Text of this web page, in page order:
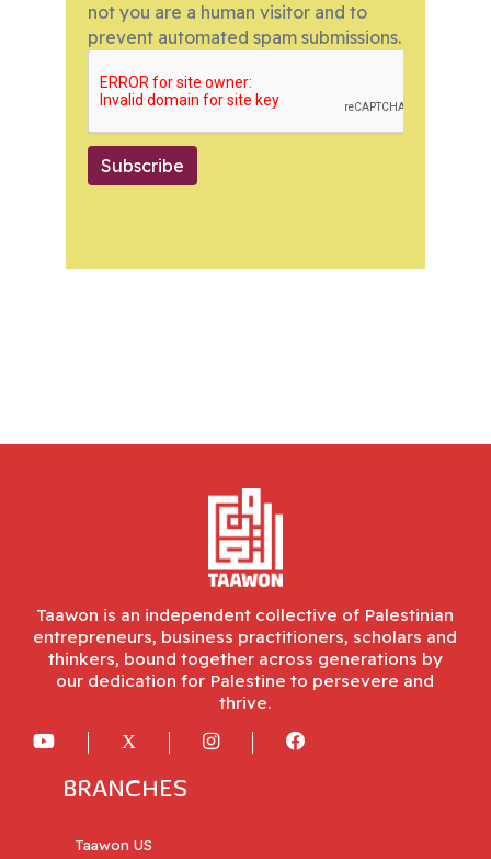
not you are a human visitor and to
prevent automated spam submissions.
Subscribe
Taawon is an independent collective of Palestinian
entrepreneurs, business practitioners, scholars and
thinkers, bound together across generations by
our dedication for Palestine to persevere and
thrive.
BRANCHES
Taawon US